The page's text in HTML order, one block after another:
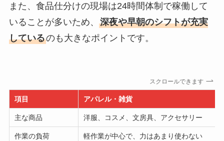
また、食品仕分けの現場は24時間体制で稼働して
いることが多いため、 深夜や早朝のシフトが充実
しているのも大きなポイントです。
スクロールできます
項目 アパレル・雑貨
主な商品 洋服、コスメ、文房具、アクセサリー
作業の負荷 軽作業が中心で、力はあまり使わない